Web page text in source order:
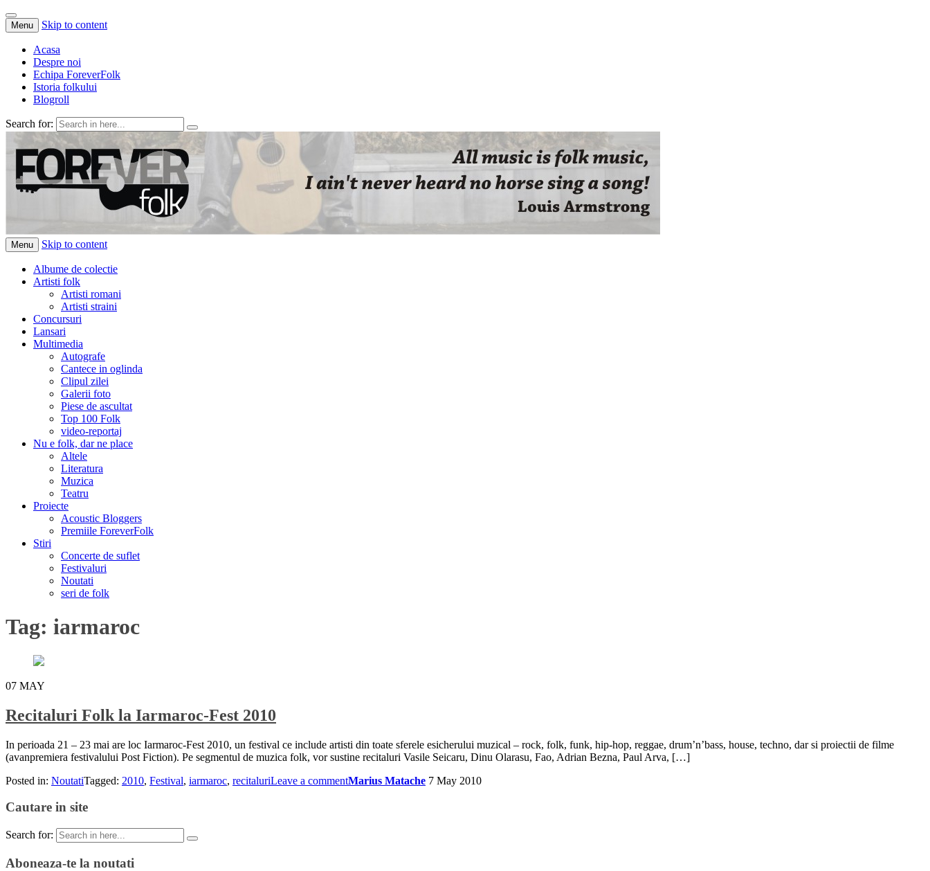
Menu Skip to content
Acasa
Despre noi
Echipa ForeverFolk
Istoria folkului
Blogroll
Search for:
ForeverFolk
Muzica sufletului tau
Menu Skip to content
Albume de colectie
Artisti folk
Artisti romani
Artisti straini
Concursuri
Lansari
Multimedia
Autografe
Cantece in oglinda
Clipul zilei
Galerii foto
Piese de ascultat
Top 100 Folk
video-reportaj
Nu e folk, dar ne place
Altele
Literatura
Muzica
Teatru
Proiecte
Acoustic Bloggers
Premiile ForeverFolk
Stiri
Concerte de suflet
Festivaluri
Noutati
seri de folk
Tag: iarmaroc
07 MAY
Recitaluri Folk la Iarmaroc-Fest 2010
In perioada 21 – 23 mai are loc Iarmaroc-Fest 2010, un festival ce include artisti din toate sferele esicherului muzical – rock, folk, funk, hip-hop, reggae, drum’n’bass, house, techno, dar si proiectii de filme
(avanpremiera festivalului Post Fiction). Pe segmentul de muzica folk, vor sustine recitaluri Vasile Seicaru, Dinu Olarasu, Fao, Adrian Bezna, Paul Arva, […]
Posted in: NoutatiTagged: 2010, Festival, iarmaroc, recitaluriLeave a commentMarius Matache 7 May 2010
Cautare in site
Search for:
Aboneaza-te la noutati